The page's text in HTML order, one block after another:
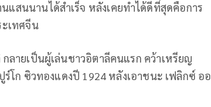
สนนานได้สำเร็จ หลังเคยทำได้ดีที่สุดคือการ
เทศจีน
ลายเป็นผู้เล่นชาวอิตาลีคนแรก คว้าเหรียญ
โก ซิวทองแดงปี 1924 หลังเอาชนะ เฟลิกซ์ ออ